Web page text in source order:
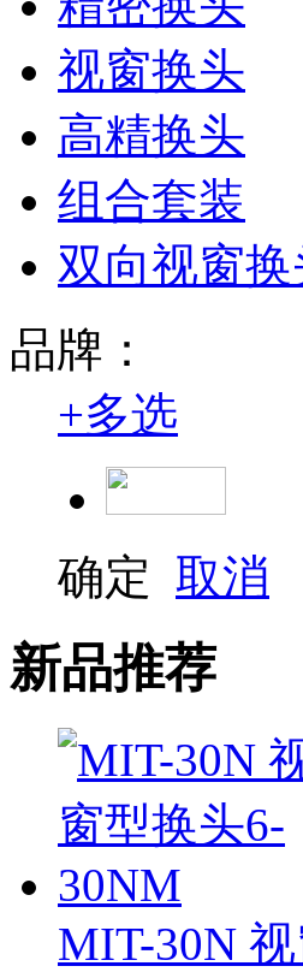
视窗换头
高精换头
组合套装
双向视窗换
品牌：
+多选
确定 取消
新品推荐
MIT-30N